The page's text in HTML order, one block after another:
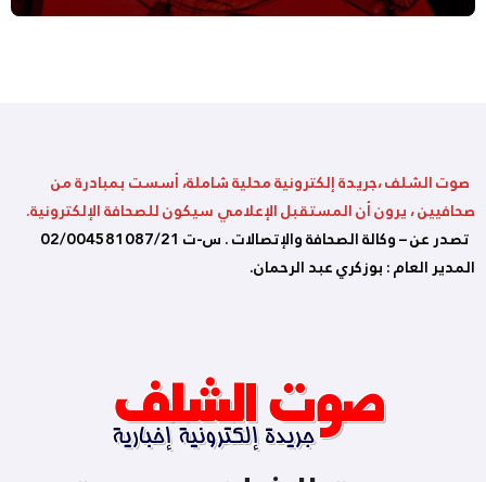
صوت الشلف ،جريدة إلكترونية محلية شاملة، أسست بمبادرة من
صحافيين ، يرون أن المستقبل الإعلامي سيكون للصحافة الإلكترونية.
تصدر عن – وكالة الصحافة والإتصالات . س-ت 02/004581087/21
المدير العام : بوزكري عبد الرحمان.